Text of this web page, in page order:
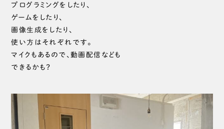
プログラミングをしたり、
ゲームをしたり、
画像生成をしたり、
使い方はそれぞれです。
マイクもあるので、動画配信なども
できるかも？